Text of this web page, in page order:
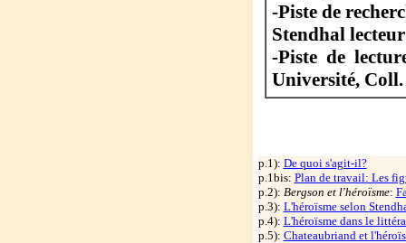
-Piste de
Stendhal
-Piste de
Université, Coll.
p.1): De quoi s'agit-il?
p.1bis: Plan de travail: Les
p.2): Bergson et l'héroïsme:
p.3): L'héroïsme selon
p.4): L'héroïsme dans le
p.5): Chateaubriand et